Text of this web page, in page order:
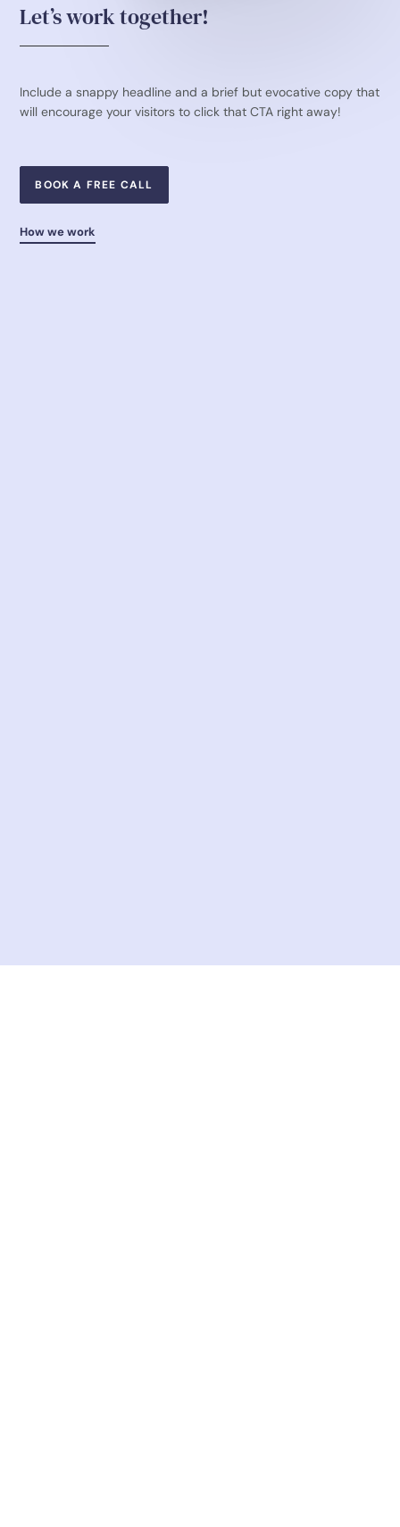
Let’s work together!
Include a snappy headline and a brief but evocative copy that
will encourage your visitors to click that CTA right away!
BOOK A FREE CALL
How we work